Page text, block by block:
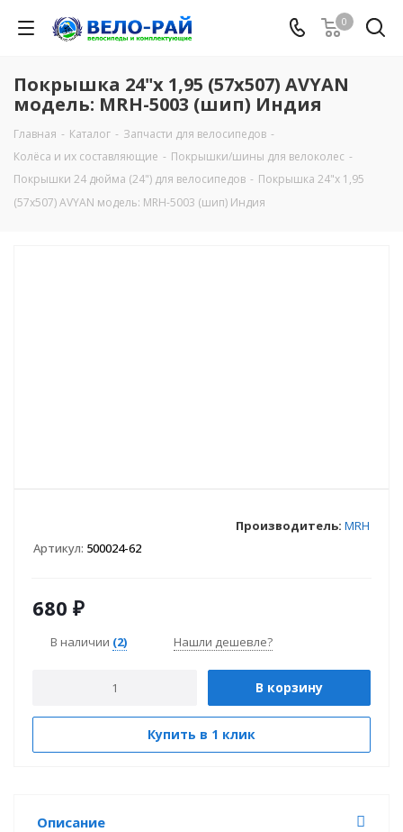
0
Покрышка 24"х 1,95 (57x507) AVYAN
модель: MRH-5003 (шип) Индия
Главная - Каталог - Запчасти для велосипедов -
Колёса и их составляющие - Покрышки/шины для велоколес -
Покрышки 24 дюйма (24") для велосипедов - Покрышка 24"х 1,95
(57x507) AVYAN модель: MRH-5003 (шип) Индия
Артикул: 500024-62
Производитель: MRH
680 ₽
В наличии (2) Нашли дешевле?
В корзину
Купить в 1 клик
Описание